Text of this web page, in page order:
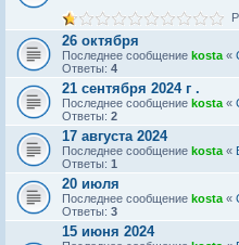
26 октября
Последнее сообщение kosta «
Ответы: 4
21 сентября 2024 г .
Последнее сообщение kosta «
Ответы: 2
17 августа 2024
Последнее сообщение kosta «
Ответы: 1
20 июля
Последнее сообщение kosta «
Ответы: 3
15 июня 2024